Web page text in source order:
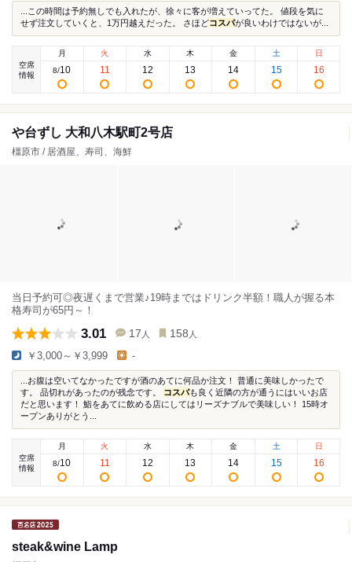
...この時間は予約無しでも入れたが、徐々に客が増えていってた。 値段を気に
せず注文していくと、1万円越えだった。 さほどコスパが良いわけではないが...
空席
情報
月
8/10
火
11
水
12
木
13
金
14
土
15
日
16
や台ずし 大和八木駅町2号店
橿原市 / 居酒屋、寿司、海鮮
当日予約可◎夜遅くまで営業♪19時まではドリンク半額！職人が握る本
格寿司が65円～！
3.01 17 人 158 人
￥3,000～￥3,999 -
...お腹は空いてなかったですが酒のあてに何品か注文！ 普通に美味しかったで
す。 品切れがあったのが残念です。 コスパも良く近隣の方が通うにはいいお店
だと思います！ 鮨をあてに飲める店にしてはリーズナブルで美味しい！ 15時オ
ープンありがとう...
空席
情報
月
8/10
火
11
水
12
木
13
金
14
土
15
日
16
steak&wine Lamp